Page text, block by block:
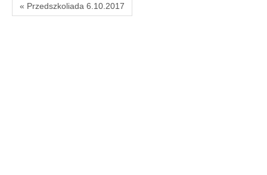
« Przedszkoliada 6.10.2017